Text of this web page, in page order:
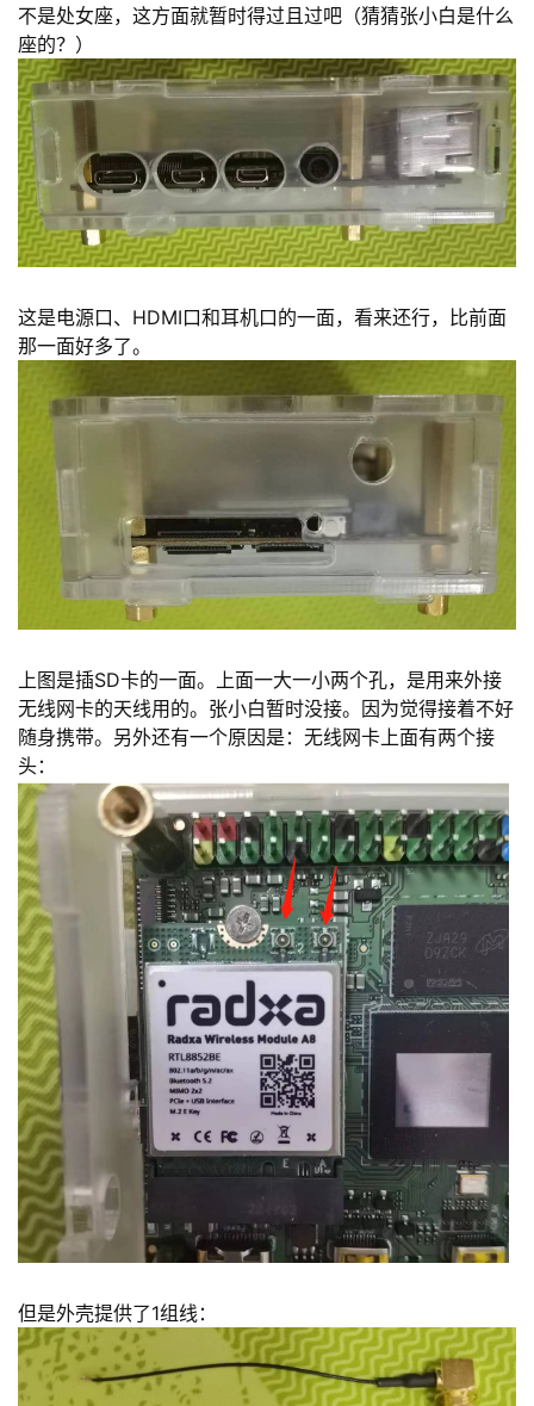
不是处女座，这方面就暂时得过且过吧（猜猜张小白是什么
座的？）
这是电源口、HDMI口和耳机口的一面，看来还行，比前面
那一面好多了。
上图是插SD卡的一面。上面一大一小两个孔，是用来外接
无线网卡的天线用的。张小白暂时没接。因为觉得接着不好
随身携带。另外还有一个原因是：无线网卡上面有两个接
头：
但是外壳提供了1组线：